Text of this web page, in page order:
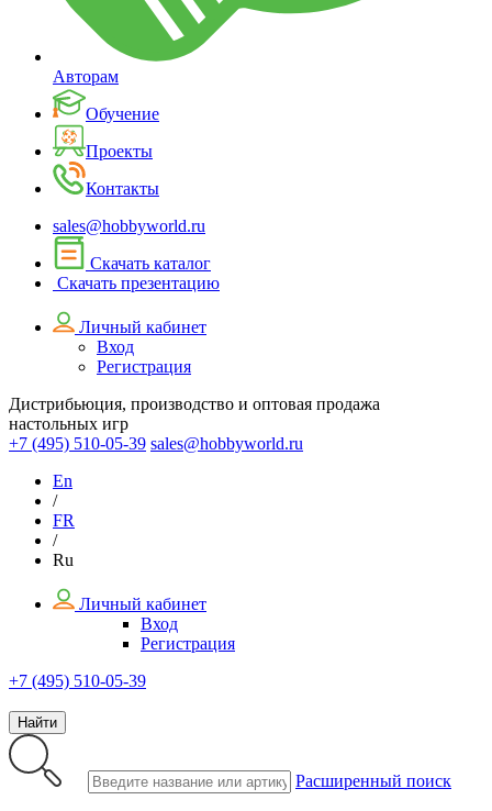
Авторам
Обучение
Проекты
Контакты
sales@hobbyworld.ru
Скачать каталог
Скачать презентацию
Личный кабинет
Вход
Регистрация
Дистрибьюция, производство и оптовая продажа
настольных игр
+7 (495) 510-05-39 sales@hobbyworld.ru
En
/
FR
/
Ru
Личный кабинет
Вход
Регистрация
+7 (495) 510-05-39
Найти
Расширенный поиск